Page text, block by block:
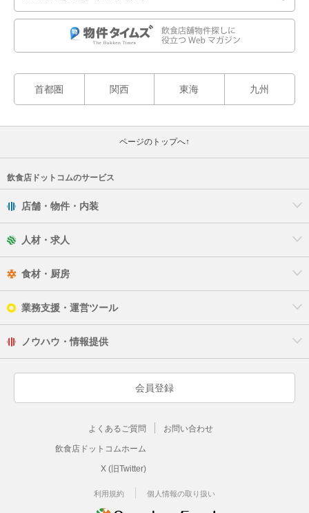
首都圏 関西 東海 九州
ページのトップへ↑
飲食店ドットコムのサービス
店舗・物件・内装
人材・求人
食材・厨房
業務支援・運営ツール
ノウハウ・情報提供
会員登録
よくあるご質問 お問い合わせ
飲食店ドットコムホーム
X (旧Twitter)
利用規約 個人情報の取り扱い